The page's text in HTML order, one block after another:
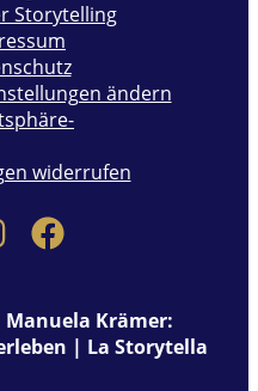
Storytelling
ändern
widerrufen
Krämer:
| La Storytella